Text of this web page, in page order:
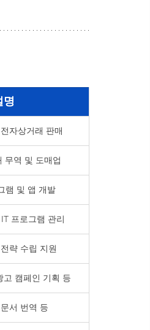
명
자상거래 판매
무역 및 도매업
램 및 앱 개발
프로그램 관리
략 수립 지원
고 캠페인 기획 등
서 번역 등